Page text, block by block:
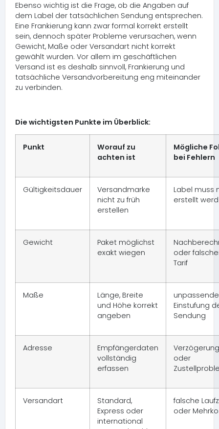
Ebenso wichtig ist die Frage, ob die Angaben auf
dem Label der tatsächlichen Sendung entsprechen.
Eine Frankierung kann zwar formal korrekt erstellt
sein, dennoch später Probleme verursachen, wenn
Gewicht, Maße oder Versandart nicht korrekt
gewählt wurden. Vor allem im geschäftlichen
Versand ist es deshalb sinnvoll, Frankierung und
tatsächliche Versandvorbereitung eng miteinander
zu verbinden.
Die wichtigsten Punkte im Überblick:
Punkt
Worauf zu
achten ist
Mögliche
bei Fehlern
Gültigkeitsdauer
Versandmarke
nicht zu früh
erstellen
Label muss
erstellt
Gewicht
Paket möglichst
exakt wiegen
oder
Tarif
Maße
Länge, Breite
und Höhe korrekt
angeben
unpassende
Einstufung
Sendung
Adresse
Empfängerdaten
vollständig
erfassen
Verzögerung
oder
Versandart
Standard,
Express oder
international
falsche
oder